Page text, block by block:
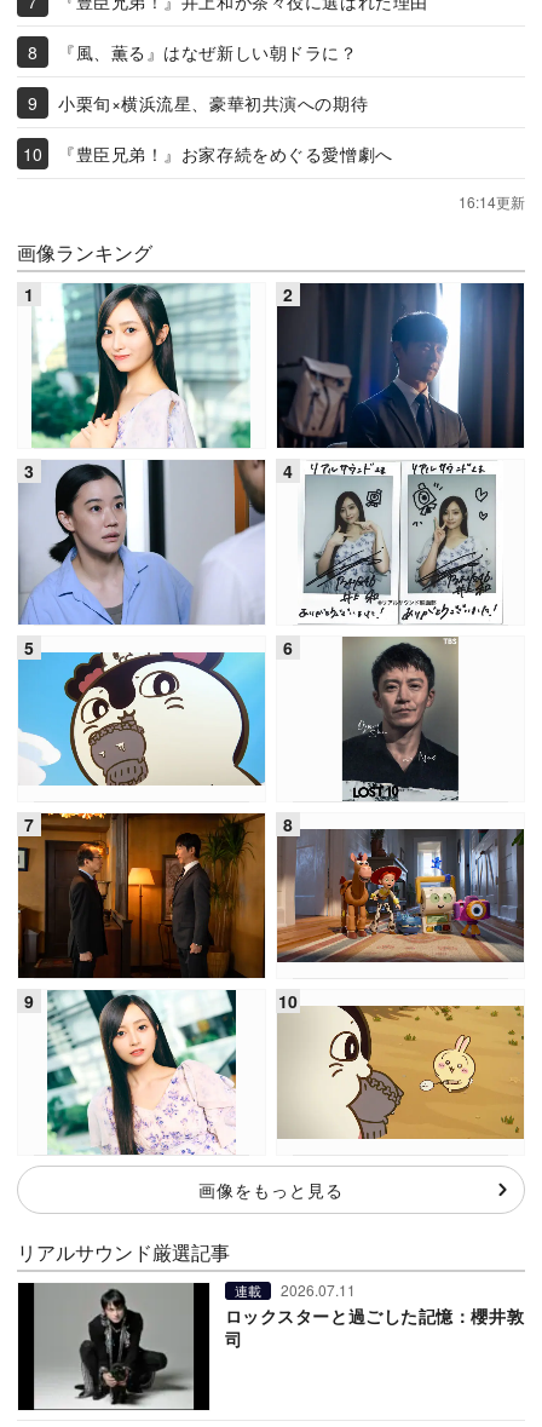
『風、薫る』はなぜ新しい朝ドラに？
小栗旬×横浜流星、豪華初共演への期待
『豊臣兄弟！』お家存続をめぐる愛憎劇へ
16:14更新
画像ランキング
画像をもっと見る
リアルサウンド厳選記事
連載 2026.07.11
ロックスターと過ごした記憶：櫻井敦
司